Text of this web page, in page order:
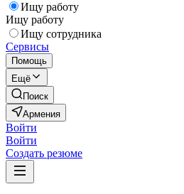
Ищу работу
Ищу работу
Ищу сотрудника
Сервисы
Помощь
Ещё
Поиск
Армения
Войти
Войти
Создать резюме